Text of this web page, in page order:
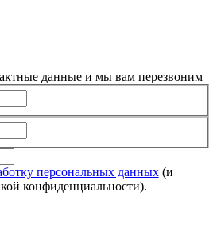
данные и мы вам перезвоним
персональных данных(и
конфиденциальности).